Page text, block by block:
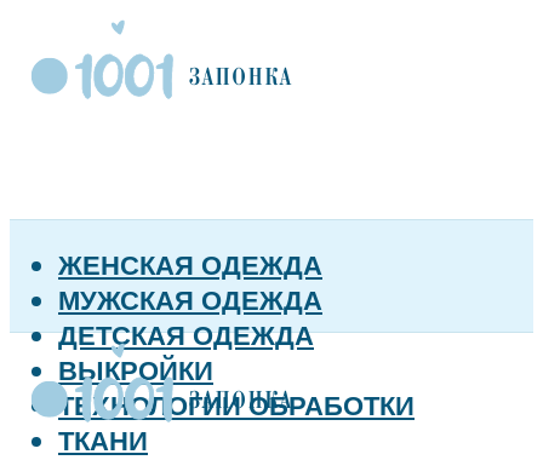
ЖЕНСКАЯ ОДЕЖДА
МУЖСКАЯ ОДЕЖДА
ДЕТСКАЯ ОДЕЖДА
ВЫКРОЙКИ
ТЕХНОЛОГИИ ОБРАБОТКИ
ТКАНИ